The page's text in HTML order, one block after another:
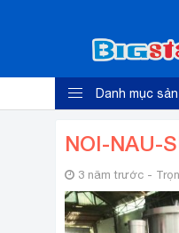
Danh mục
NOI-NAU-
3 năm trước -